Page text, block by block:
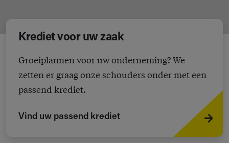
Krediet voor uw zaak
Groeiplannen voor uw onderneming? We
zetten er graag onze schouders onder met een
passend krediet.
Vind uw passend krediet